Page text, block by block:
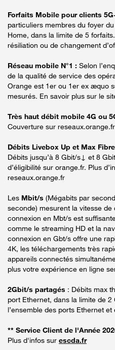
Forfaits Mobile pour clients
particuliers membres du foyer
Home, dans la limite de 5
résiliation ou de changement
Réseau mobile N°1 : Selon
de la qualité de service des
Orange est 1er ou 1er ex æquo
mesurés. En savoir plus sur le
Très haut débit mobile 4G ou
Couverture sur
Débits Livebox Up et Max
Débits jusqu’à 8 Gbit/s↓ et 8
d’éligibilité sur orange.fr. Plus
reseaux.orange.fr
Les Mbit/s (Mégabits par
seconde) mesurent la vitesse
connexion en Mbt/s est
comme le streaming HD et la
connexion en Gbt/s offre une
4K, les téléchargements très
appareils connectés
plus votre expérience en ligne
2Gbit/s partagés : Débits max
port Ethernet, dans la limite de
l’ensemble des ports Ethernet et
** Service Client de l'Année
Plus d'infos sur escda.fr